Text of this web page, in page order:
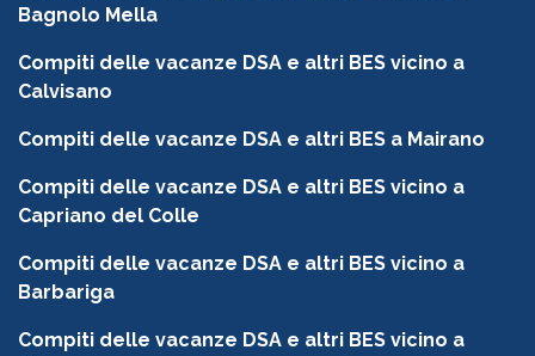
Bagnolo Mella
Compiti delle vacanze DSA e altri BES vicino a
Calvisano
Compiti delle vacanze DSA e altri BES a Mairano
Compiti delle vacanze DSA e altri BES vicino a
Capriano del Colle
Compiti delle vacanze DSA e altri BES vicino a
Barbariga
Compiti delle vacanze DSA e altri BES vicino a